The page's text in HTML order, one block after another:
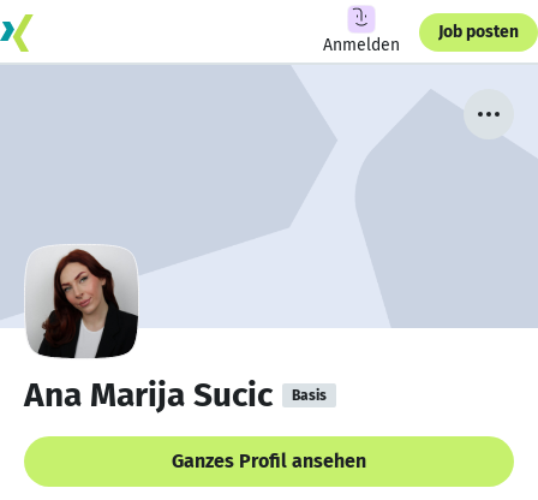
Anmelden
Job posten
Ana Marija Sucic Basis
Ganzes Profil ansehen